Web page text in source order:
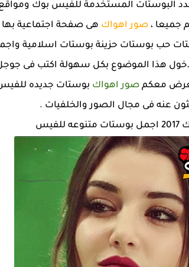
البوستات المستخدمة للفيس بوك ومواقع
جميعا ،صور اهواك هى صفحة اجتماعية بها
حب بوستات حزينة بوستات اسلامية
هذا الموضوع بكل سهولة اكتب فى
معكم صور اهواك بوستات جديده للفيس
عنه فى مجال الصور والخلفيات .